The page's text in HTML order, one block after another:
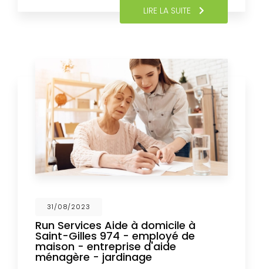
LIRE LA SUITE
31/08/2023
Run Services Aide à domicile à
Saint-Gilles 974 - employé de
maison - entreprise d'aide
ménagère - jardinage